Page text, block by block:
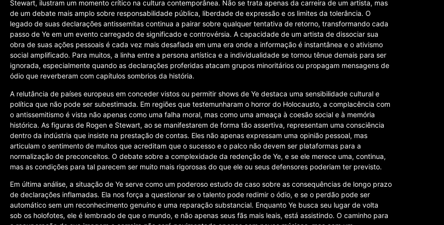
Stewart, ilustram um momento crítico na cultura contemporânea. Não se trata apenas da carreira de um artista, mas
de um debate mais amplo sobre responsabilidade pública, liberdade de expressão e os limites da tolerância. O
legado de suas declarações antissemitas continua a pairar sobre qualquer tentativa de retorno, transformando cada
passo de Ye em um evento carregado de significado e controvérsia. A capacidade de um artista de dissociar sua
obra de suas ações pessoais é cada vez mais desafiada em uma era onde a informação é instantânea e o ativismo
social amplificado. Para muitos, a linha entre a persona artística e a individualidade se tornou tênue demais para ser
ignorada, especialmente quando as declarações proferidas atacam grupos minoritários ou propagam mensagens de
ódio que reverberam com capítulos sombrios da história.
A relutância de países europeus em conceder vistos ou permitir shows de Ye destaca uma sensibilidade cultural e
política que não pode ser subestimada. Em regiões que testemunharam o horror do Holocausto, a complacência com
o antissemitismo é vista não apenas como uma falha moral, mas como uma ameaça à coesão social e à memória
histórica. As figuras de Rogen e Stewart, ao se manifestarem de forma tão assertiva, representam uma consciência
dentro da indústria que insiste na prestação de contas. Eles não apenas expressam uma opinião pessoal, mas
articulam o sentimento de muitos que acreditam que o sucesso e o palco não devem ser plataformas para a
normalização de preconceitos. O debate sobre a complexidade da redenção de Ye, e se ele merece uma, continua,
mas as condições para tal parecem ser muito mais rigorosas do que ele ou seus defensores poderiam ter previsto.
Em última análise, a situação de Ye serve como um poderoso estudo de caso sobre as consequências de longo prazo
de declarações inflamadas. Ela nos força a questionar se o talento pode redimir o ódio, e se o perdão pode ser
automático sem um reconhecimento genuíno e uma reparação substancial. Enquanto Ye busca seu lugar de volta
sob os holofotes, ele é lembrado de que o mundo, e não apenas seus fãs mais leais, está assistindo. O caminho para